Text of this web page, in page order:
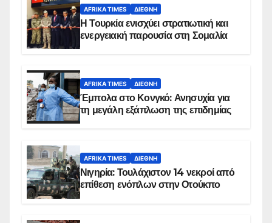
AFRIKA TIMES ΔΙΕΘΝΉ
Η Τουρκία ενισχύει στρατιωτική και
ενεργειακή παρουσία στη Σομαλία
AFRIKA TIMES ΔΙΕΘΝΉ
Έμπολα στο Κονγκό: Ανησυχία για
τη μεγάλη εξάπλωση της επιδημίας
AFRIKA TIMES ΔΙΕΘΝΉ
Νιγηρία: Τουλάχιστον 14 νεκροί από
επίθεση ενόπλων στην Οτούκπο